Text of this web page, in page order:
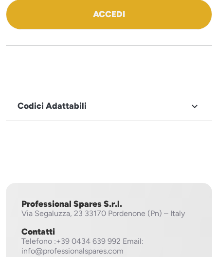
ACCEDI
Codici Adattabili 
Professional Spares S.r.l.
Via Segaluzza, 23 33170 Pordenone (Pn) – Italy
Contatti
Telefono :+39 0434 639 992 Email:
info@professionalspares.com